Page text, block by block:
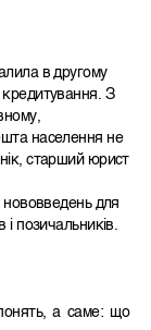
в другому
кредитування. З
населення не
старший юрист
нововведень для
і позичальників.
а саме: що